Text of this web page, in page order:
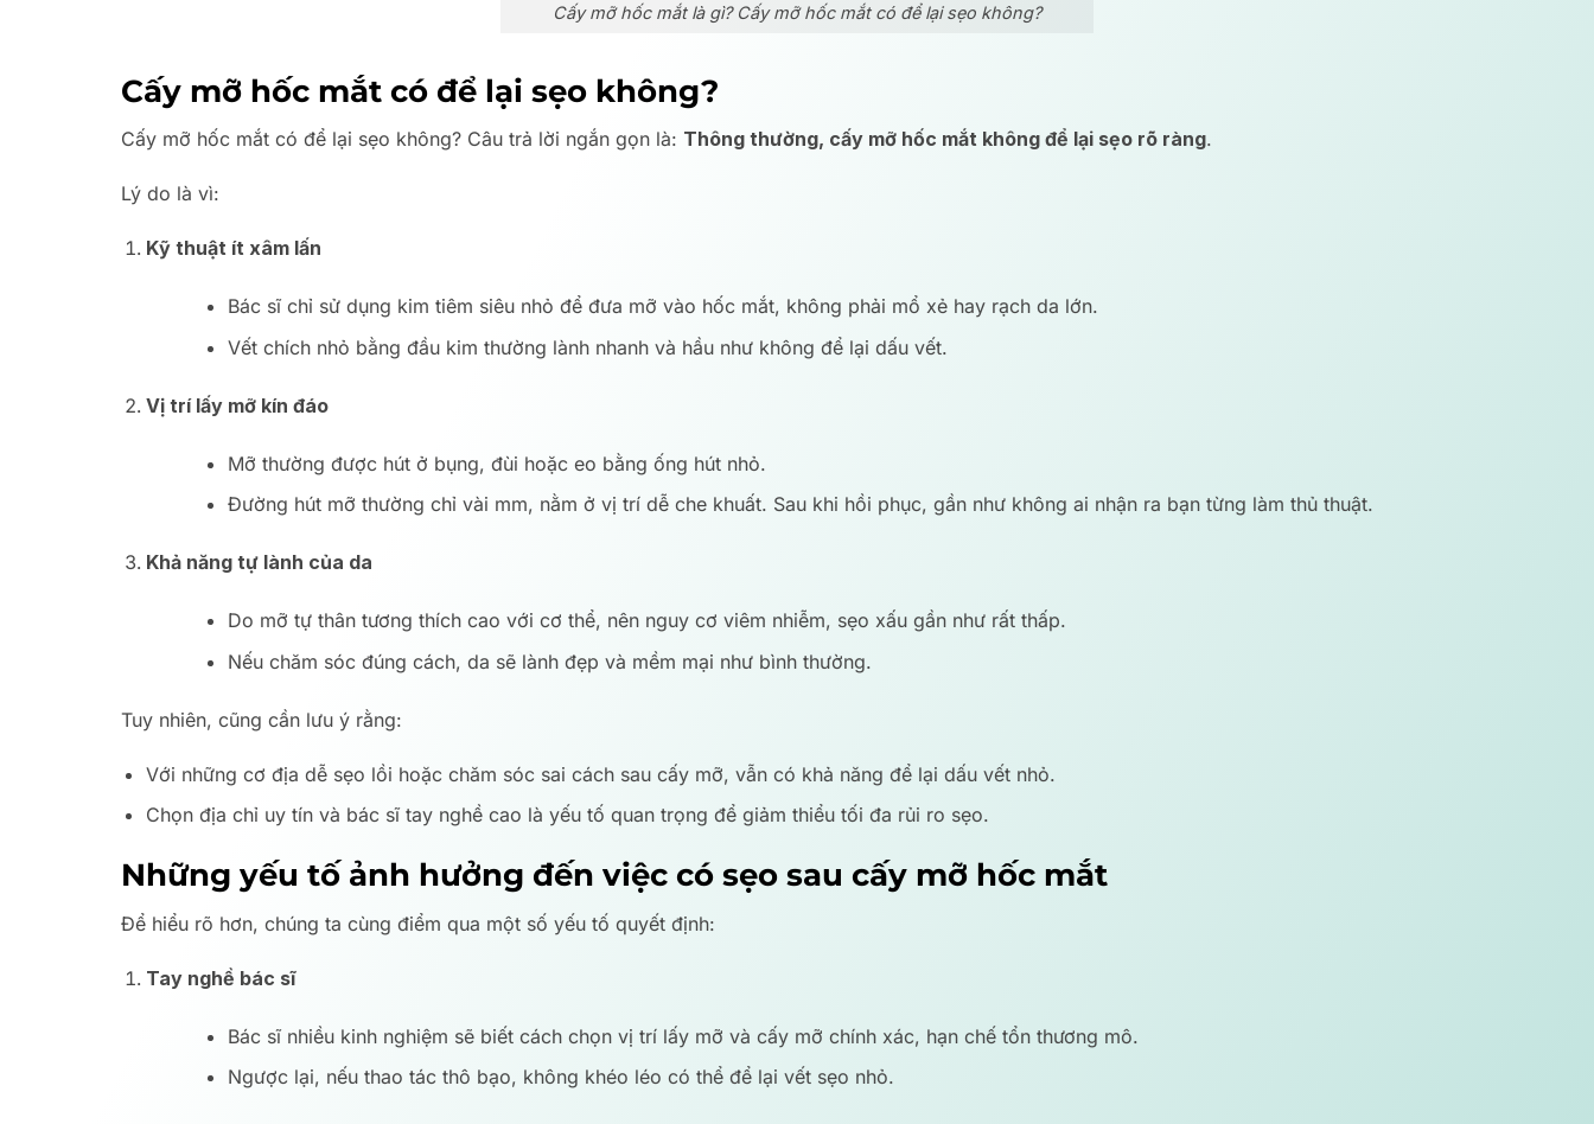
Cấy mỡ hốc mắt là gì? Cấy mỡ hốc mắt có để lại sẹo không?
Cấy mỡ hốc mắt có để lại sẹo không?
Cấy mỡ hốc mắt có để lại sẹo không? Câu trả lời ngắn gọn là: Thông thường, cấy mỡ hốc mắt không để lại sẹo rõ ràng.
Lý do là vì:
Kỹ thuật ít xâm lấn
Bác sĩ chỉ sử dụng kim tiêm siêu nhỏ để đưa mỡ vào hốc mắt, không phải mổ xẻ hay rạch da lớn.
Vết chích nhỏ bằng đầu kim thường lành nhanh và hầu như không để lại dấu vết.
Vị trí lấy mỡ kín đáo
Mỡ thường được hút ở bụng, đùi hoặc eo bằng ống hút nhỏ.
Đường hút mỡ thường chỉ vài mm, nằm ở vị trí dễ che khuất. Sau khi hồi phục, gần như không ai nhận ra bạn từng làm thủ thuật.
Khả năng tự lành của da
Do mỡ tự thân tương thích cao với cơ thể, nên nguy cơ viêm nhiễm, sẹo xấu gần như rất thấp.
Nếu chăm sóc đúng cách, da sẽ lành đẹp và mềm mại như bình thường.
Tuy nhiên, cũng cần lưu ý rằng:
Với những cơ địa dễ sẹo lồi hoặc chăm sóc sai cách sau cấy mỡ, vẫn có khả năng để lại dấu vết nhỏ.
Chọn địa chỉ uy tín và bác sĩ tay nghề cao là yếu tố quan trọng để giảm thiểu tối đa rủi ro sẹo.
Những yếu tố ảnh hưởng đến việc có sẹo sau cấy mỡ hốc mắt
Để hiểu rõ hơn, chúng ta cùng điểm qua một số yếu tố quyết định:
Tay nghề bác sĩ
Bác sĩ nhiều kinh nghiệm sẽ biết cách chọn vị trí lấy mỡ và cấy mỡ chính xác, hạn chế tổn thương mô.
Ngược lại, nếu thao tác thô bạo, không khéo léo có thể để lại vết sẹo nhỏ.